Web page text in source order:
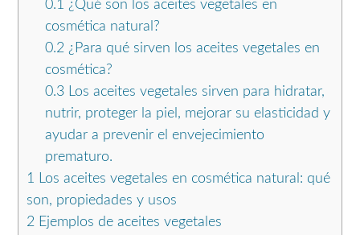
0.1 ¿Qué son los aceites vegetales en
cosmética natural?
0.2 ¿Para qué sirven los aceites vegetales en
cosmética?
0.3Los aceites vegetales sirven para hidratar,
nutrir, proteger la piel, mejorar su elasticidad y
ayudar a prevenir el envejecimiento
prematuro.
1
Los aceites vegetales en cosmética natural: qué
son, propiedades y usos
2 Ejemplos de aceites vegetales